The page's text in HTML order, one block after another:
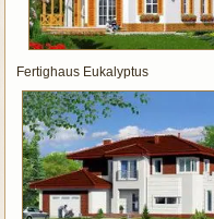
Fertighaus Eukalyptus